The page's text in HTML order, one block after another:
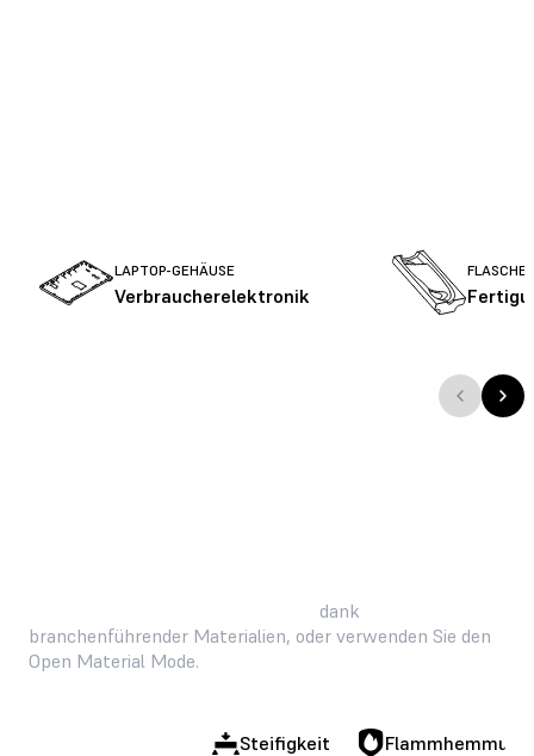
LAPTOP-GEHÄUSE
Verbraucherelektronik
dank
branchenführender Materialien, oder verwenden Sie den
Open Material Mode.
Steifigkeit Flammhemmung